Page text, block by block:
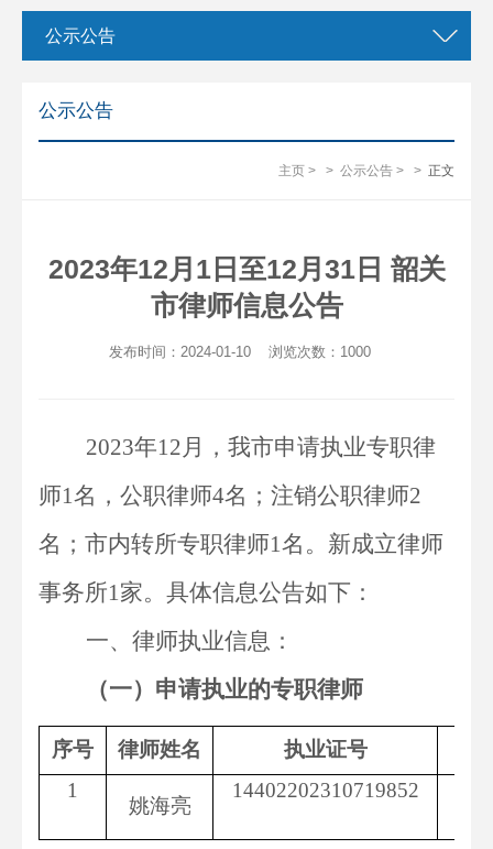
公示公告
公示公告
主页 > > 公示公告 > > 正文
2023年12月1日至12月31日 韶关
市律师信息公告
发布时间：2024-01-10 浏览次数： 1000
2023年12月，我市申请执业专职律
师1名，公职律师4名；注销公职律师2
名；市内转所专职律师1名。新成立律师
事务所1家。具体信息公告如下：
一、律师执业信息：
（一）申请执业的专职律师
序号 律师姓名
执业证号
1
姚海亮
14402202310719852